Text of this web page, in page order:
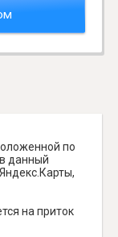
по
данный
на приток